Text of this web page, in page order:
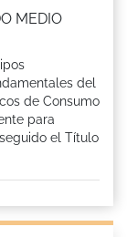
MEDIO
del
de Consumo
para
el Título